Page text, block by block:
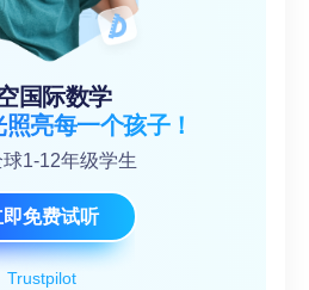
Trustpilot
国际数学
亮每一个孩子！
1-12年级学生
即免费试听